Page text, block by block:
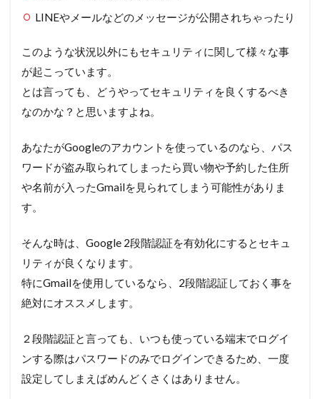
LINEやメールなどのメッセージが公開されちゃったり
このような状況以外にもセキュリティに関して様々な事
が起こっています。
とは言っても、どうやってセキュリティを良くするべき
なのかな？と思いますよね。
あなたがGoogleのアカウントを使っているのなら、パス
ワードが盗み取られてしまったら買い物や予約した住所
や名前が入ったGmailを見られてしまう可能性がありま
す。
そんな時は、Google 2段階認証を有効化にするとセキュ
リティが良くなります。
特にGmailを使用しているなら、2段階認証しておく事を
絶対にオススメします。
２段階認証と言っても、いつも使っている端末でログイ
ンする際はパスワードのみでログインできるため、一度
設定してしまえばめんどくさくはありません。